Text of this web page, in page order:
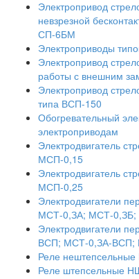
Электропривод
невзрезной
СП-6БМ
Электроприводы
Электропривод
работы с внешним
Электропривод
типа ВСП-150
Обогревательный
электроприводам
Электродвигатель
МСП-0,15
Электродвигатель
МСП-0,25
Электродвигатели
МСТ-0,ЗА; МСТ-
Электродвигатели
ВСП; МСТ-0,ЗА-
Реле нештепсельные
Реле штепсельные